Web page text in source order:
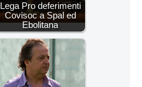
Lega Pro deferimenti
Covisoc a Spal ed
Ebolitana